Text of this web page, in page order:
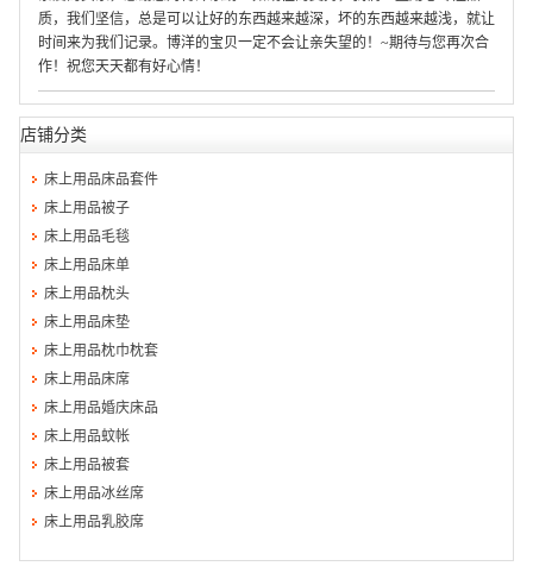
质，我们坚信，总是可以让好的东西越来越深，坏的东西越来越浅，就让
时间来为我们记录。博洋的宝贝一定不会让亲失望的！~期待与您再次合
作！祝您天天都有好心情！
店铺分类
床上用品床品套件
床上用品被子
床上用品毛毯
床上用品床单
床上用品枕头
床上用品床垫
床上用品枕巾枕套
床上用品床席
床上用品婚庆床品
床上用品蚊帐
床上用品被套
床上用品冰丝席
床上用品乳胶席